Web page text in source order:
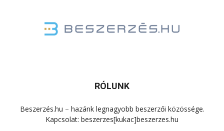
RÓLUNK
Beszerzés.hu – hazánk legnagyobb beszerzői közössége.
Kapcsolat: beszerzes[kukac]beszerzes.hu